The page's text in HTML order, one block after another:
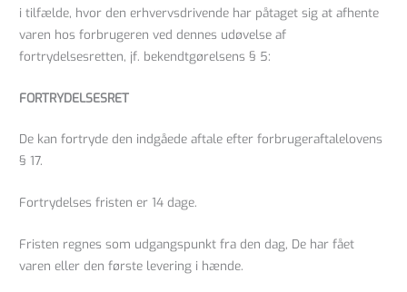
i tilfælde, hvor den erhvervsdrivende har påtaget sig at afhente
varen hos forbrugeren ved dennes udøvelse af
fortrydelsesretten, jf. bekendtgørelsens § 5:
FORTRYDELSESRET
De kan fortryde den indgåede aftale efter forbrugeraftalelovens
§ 17.
Fortrydelses fristen er 14 dage.
Fristen regnes som udgangspunkt fra den dag, De har fået
varen eller den første levering i hænde.